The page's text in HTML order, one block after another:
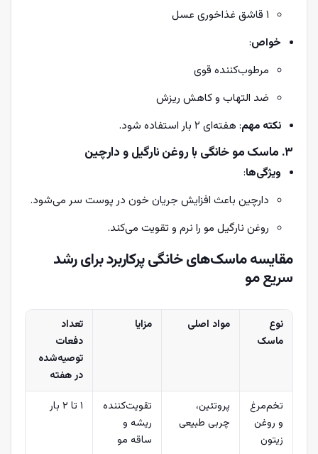
۱ قاشق غذاخوری عسل
خواص:
مرطوب‌کننده قوی
ضد التهاب و کاهش ریزش
نکته مهم: هفته‌ای ۲ بار استفاده شود.
۳. ماسک مو خانگی با روغن نارگیل و دارچین
ویژگی‌ها:
دارچین باعث افزایش جریان خون در پوست سر می‌شود.
روغن نارگیل مو را نرم و تقویت می‌کند.
مقایسه ماسک‌های خانگی پرکاربرد برای رشد
سریع مو
نوع
ماسک
مواد اصلی مزایا
تعداد
دفعات
توصیه‌شده
در هفته
تخم‌مرغ
و روغن
زیتون
پروتئین،
چربی طبیعی
تقویت‌کننده
ریشه و
ساقه مو
۱ تا ۲ بار